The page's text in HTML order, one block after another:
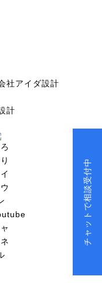
チャットで相談受付中